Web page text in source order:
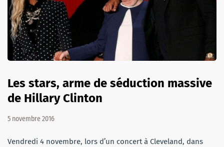
Les stars, arme de séduction massive
de Hillary Clinton
5 novembre 2016
Vendredi 4 novembre, lors d’un concert à Cleveland, dans